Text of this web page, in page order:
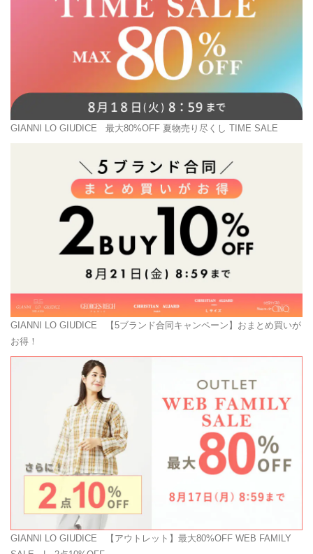
GIANNI LO GIUDICE 最大80%OFF 夏物売り尽くし TIME SALE
GIANNI LO GIUDICE 【5ブランド合同キャンペーン】おまとめ買いが
お得！
GIANNI LO GIUDICE 【アウトレット】最大80%OFF WEB FAMILY